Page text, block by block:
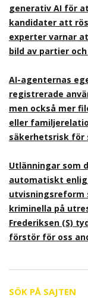
generativ AI för
kandidater att
experter varnar
bild av partier
AI-agenternas
registrerade
men också mer
eller
säkerhetsrisk för
Utlänningar som
automatiskt
utvisningsreform
kriminella på
Frederiksen (S)
förstör för oss
SÖK PÅ SAJTEN